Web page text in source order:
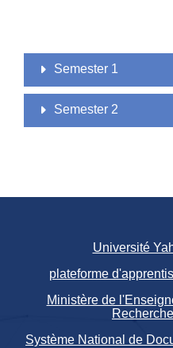
Semester 1
Semester 2
Université
plateforme
Ministère de
Système National de